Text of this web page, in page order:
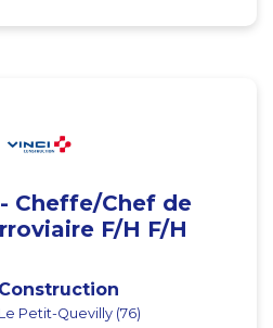
Cheffe/Chef de
F/H F/H
Petit-Quevilly (76)